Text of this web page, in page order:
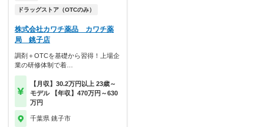
ドラッグストア（OTCのみ）
株式会社カワチ薬品 カワチ薬
局 銚子店
調剤＋OTCを基礎から習得！上場企
業の研修体制で着…
【月収】30.2万円以上 23歳～
モデル 【年収】470万円～630
万円
千葉県 銚子市